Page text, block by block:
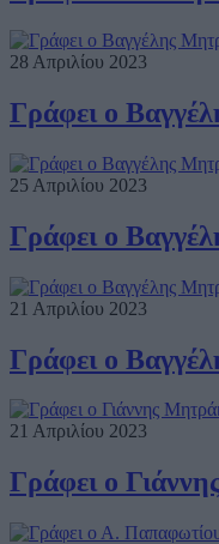
28 Απριλίου 2023
Γράφει ο
25 Απριλίου 2023
Γράφει ο
21 Απριλίου 2023
Γράφει ο
21 Απριλίου 2023
Γράφει ο